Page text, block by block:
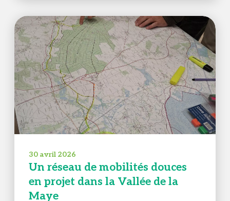
30 avril 2026
Un réseau de mobilités douces
en projet dans la Vallée de la
Maye